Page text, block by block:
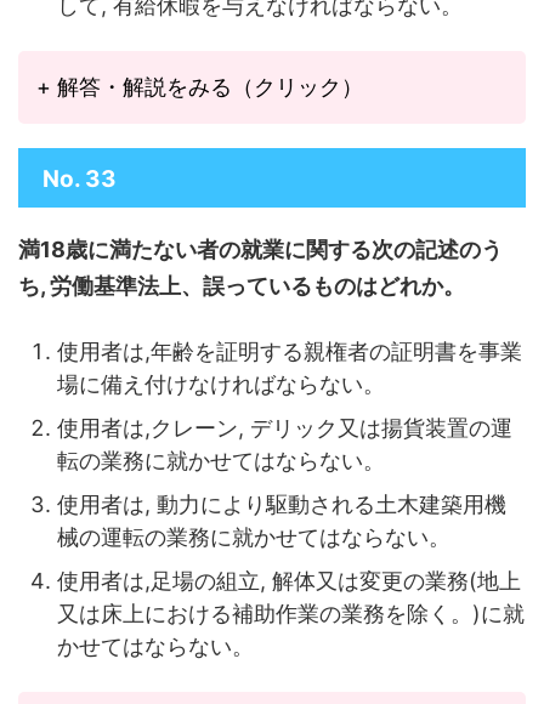
+ 解答・解説をみる（クリック）
No. 33
満18歳に満たない者の就業に関する次の記述のう
ち, 労働基準法上、誤っているものはどれか。
使用者は,年齢を証明する親権者の証明書を事業
場に備え付けなければならない。
使用者は,クレーン, デリック又は揚貨装置の運
転の業務に就かせてはならない。
使用者は, 動力により駆動される土木建築用機
械の運転の業務に就かせてはならない。
使用者は,足場の組立, 解体又は変更の業務(地上
又は床上における補助作業の業務を除く。)に就
かせてはならない。